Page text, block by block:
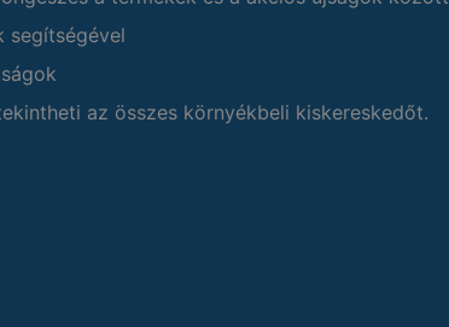
segítségével
az összes környékbeli kiskereskedőt.